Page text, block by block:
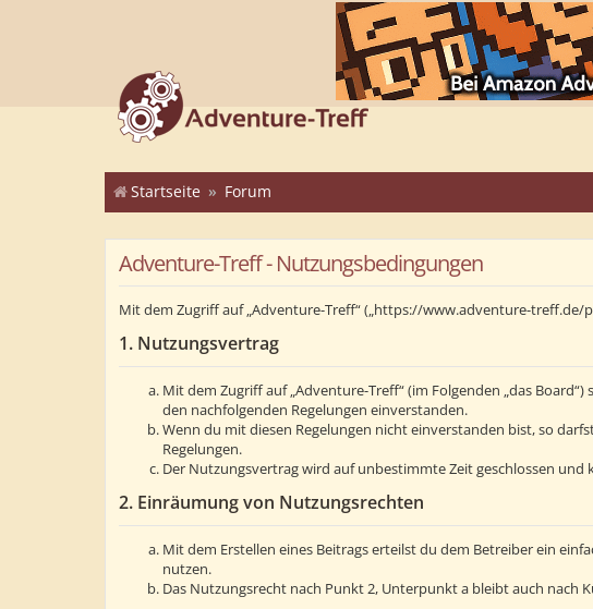
Startseite Forum
Adventure-Treff - Nutzungsbedingungen
Mit dem Zugriff auf „Adventure-Treff“ („https://www.adventure-treff.de/
1. Nutzungsvertrag
Mit dem Zugriff auf „Adventure-Treff“ (im Folgenden „das
den nachfolgenden Regelungen einverstanden.
Wenn du mit diesen Regelungen nicht einverstanden bist, so
Regelungen.
Der Nutzungsvertrag wird auf unbestimmte Zeit geschlossen
2. Einräumung von Nutzungsrechten
Mit dem Erstellen eines Beitrags erteilst du dem Betreiber ein
nutzen.
Das Nutzungsrecht nach Punkt 2, Unterpunkt a bleibt auch nach